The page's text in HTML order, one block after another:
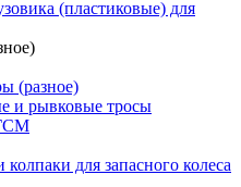
(пластиковые) для
(разное)
и рывковые тросы
для запасного колеса